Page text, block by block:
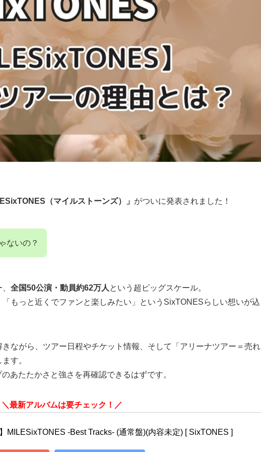
（マイルストーンズ）」 がついに発表されました！
ないの？
全国50公演・動員約62万人 という超ビッグスケール。
もっと近くでファンと楽しみたい」というSixTONESらしい想いが込
ながら、ツアー日程やチケット情報、そして「アリーナツアー＝売れ
す。
あたたかさと強さを再確認できるはずです。
＼最新アルバムは要チェック！／
】MILESixTONES -Best Tracks- (通常盤)(内容未定) [ SixTONES ]